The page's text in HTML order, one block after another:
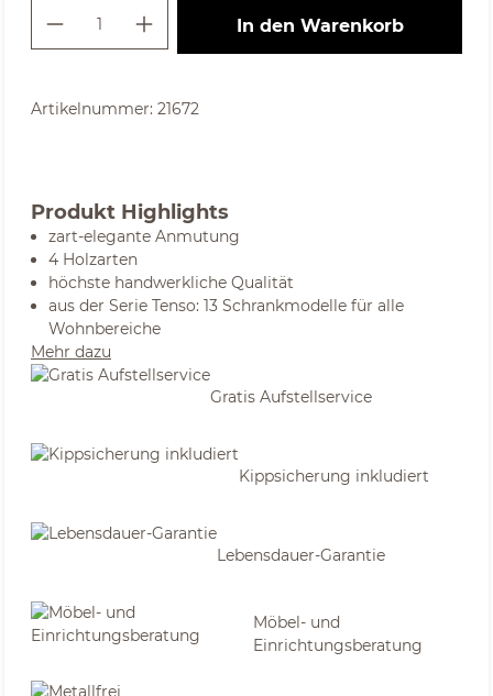
Produkt Anzahl: Gib den
In den Warenkorb
Artikelnummer: 21672
Produkt Highlights
zart-elegante Anmutung
4 Holzarten
höchste handwerkliche Qualität
aus der Serie Tenso: 13 Schrankmodelle für alle
Wohnbereiche
Mehr dazu
Gratis Aufstellservice
Kippsicherung inkludiert
Lebensdauer-Garantie
Möbel- und
Einrichtungsberatung